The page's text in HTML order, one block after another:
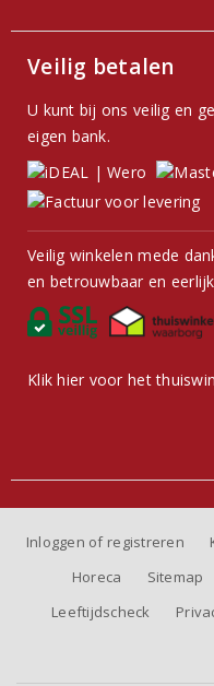
Veilig betalen
U kunt bij ons veilig en
eigen bank.
Veilig winkelen mede
en betrouwbaar en
Klik hier voor het
Inloggen of registreren
Horeca
Sitemap
Leeftijdscheck